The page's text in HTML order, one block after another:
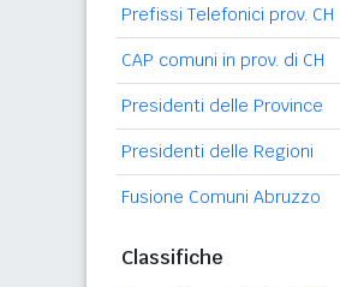
Prefissi Telefonici prov. CH
CAP comuni in prov. di CH
Presidenti delle Province
Presidenti delle Regioni
Fusione Comuni Abruzzo
Classifiche